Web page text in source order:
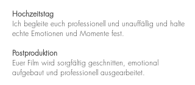
Hochzeitstag
Ich begleite euch professionell und unauffällig und halte
echte Emotionen und Momente fest.
Postproduktion
Euer Film wird sorgfältig geschnitten, emotional
aufgebaut und professionell ausgearbeitet.